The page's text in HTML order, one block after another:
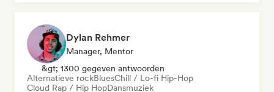
Dylan Rehmer
Manager, Mentor
&gt; 1300 gegeven antwoorden
Alternatieve rockBluesChill / Lo-fi Hip-Hop
Cloud Rap / Hip HopDansmuziek